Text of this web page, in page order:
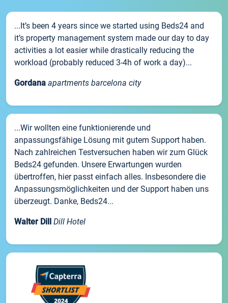
...It’s been 4 years since we started using Beds24 and
it’s property management system made our day to day
activities a lot easier while drastically reducing the
workload (probably reduced 3-4h of work a day)...
Gordana apartments barcelona city
...Wir wollten eine funktionierende und
anpassungsfähige Lösung mit gutem Support haben.
Nach zahlreichen Testversuchen haben wir zum Glück
Beds24 gefunden. Unsere Erwartungen wurden
übertroffen, hier passt einfach alles. Insbesondere die
Anpassungsmöglichkeiten und der Support haben uns
überzeugt. Danke, Beds24...
Walter Dill Dill Hotel